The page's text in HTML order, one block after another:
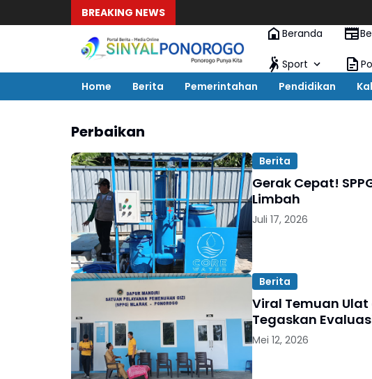
BREAKING NEWS
Beranda
Sport
Home
Berita Pemerintahan Pendidikan
Perbaikan
Berita
Gerak Cepat!
Limbah
Juli 17, 2026
Berita
Viral Temuan Ulat
Tegaskan
Mei 12, 2026